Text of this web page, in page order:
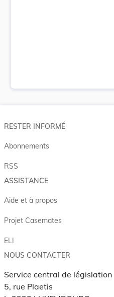
RESTER INFORMÉ
Abonnements
RSS
ASSISTANCE
Aide et à propos
Projet Casemates
ELI
NOUS CONTACTER
Service central de législation
5, rue Plaetis